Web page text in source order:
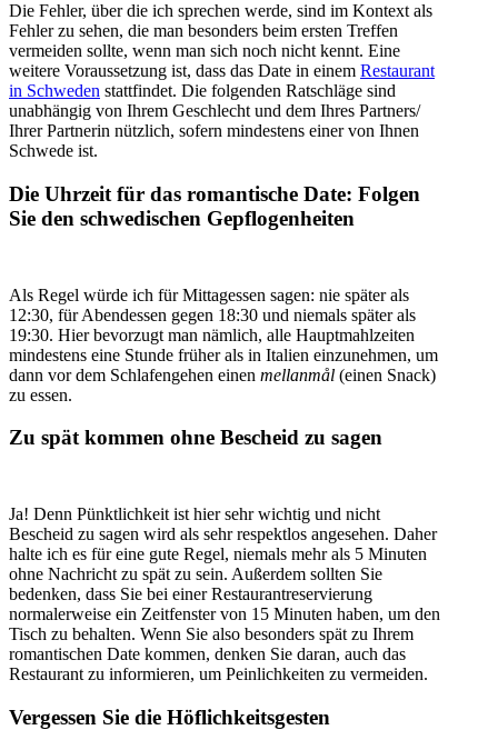
Die Fehler, über die ich sprechen werde, sind im Kontext als
Fehler zu sehen, die man besonders beim ersten Treffen
vermeiden sollte, wenn man sich noch nicht kennt. Eine
weitere Voraussetzung ist, dass das Date in einem Restaurant
in Schweden stattfindet. Die folgenden Ratschläge sind
unabhängig von Ihrem Geschlecht und dem Ihres Partners/
Ihrer Partnerin nützlich, sofern mindestens einer von Ihnen
Schwede ist.
Die Uhrzeit für das romantische Date: Folgen
Sie den schwedischen Gepflogenheiten
Als Regel würde ich für Mittagessen sagen: nie später als
12:30, für Abendessen gegen 18:30 und niemals später als
19:30. Hier bevorzugt man nämlich, alle Hauptmahlzeiten
mindestens eine Stunde früher als in Italien einzunehmen, um
dann vor dem Schlafengehen einen mellanmål (einen Snack)
zu essen.
Zu spät kommen ohne Bescheid zu sagen
Ja! Denn Pünktlichkeit ist hier sehr wichtig und nicht
Bescheid zu sagen wird als sehr respektlos angesehen. Daher
halte ich es für eine gute Regel, niemals mehr als 5 Minuten
ohne Nachricht zu spät zu sein. Außerdem sollten Sie
bedenken, dass Sie bei einer Restaurantreservierung
normalerweise ein Zeitfenster von 15 Minuten haben, um den
Tisch zu behalten. Wenn Sie also besonders spät zu Ihrem
romantischen Date kommen, denken Sie daran, auch das
Restaurant zu informieren, um Peinlichkeiten zu vermeiden.
Vergessen Sie die Höflichkeitsgesten